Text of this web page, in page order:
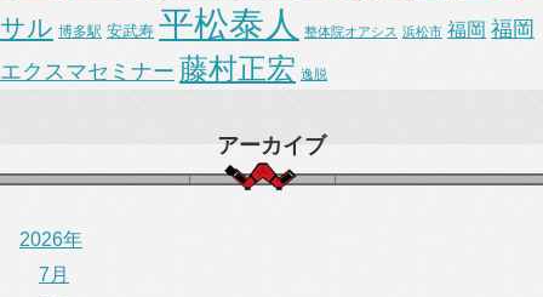
サル 博多駅 安武寿 平松泰人 整体院オアシス 浜松市 福岡 福岡
エクスマセミナー 藤村正宏 逸脱
アーカイブ
2026年
7月